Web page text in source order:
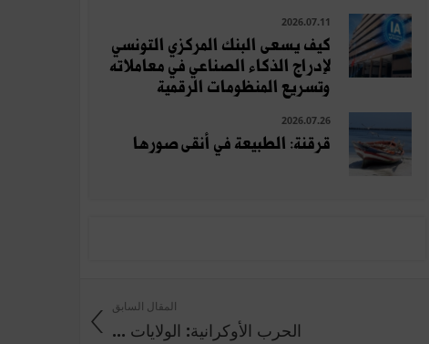
2026.07.11
كيف يسعى البنك المركزي التونسي
لإدراج الذكاء الصناعي في معاملاته
وتسريع المنظومات الرقمية
2026.07.26
قرقنة: الطبيعة في أنقى صورها
المقال السابق
الحرب الأوكرانية: الولايات ...